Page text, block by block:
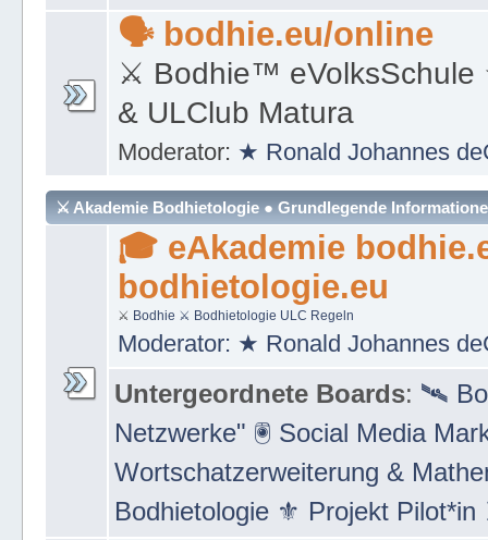
🗣 bodhie.eu/online
⚔ Bodhie™
& ULClub Matura
Moderator: ★ Ronald Johannes
⚔ Akademie Bodhietologie ● Grundlegende
🎓 eAkademie
bodhietologie.eu
⚔ Bodhie ⚔ Bodhietologie ULC Regeln
Moderator: ★ Ronald Johannes
Untergeordnete Boards: 🛰
Netzwerke" 🖲 Social Media
Wortschatzerweiterung &
Bodhietologie ⚜ Projekt